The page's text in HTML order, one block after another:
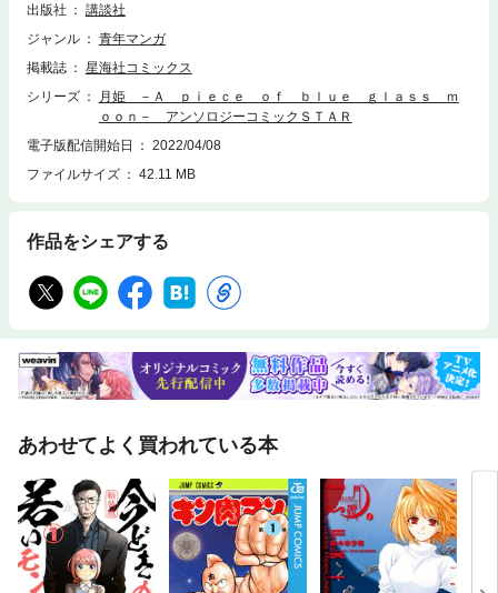
出版社
講談社
ジャンル
青年マンガ
掲載誌
星海社コミックス
シリーズ
月姫 －Ａ ｐｉｅｃｅ ｏｆ ｂｌｕｅ ｇｌａｓｓ ｍ
ｏｏｎ－ アンソロジーコミックＳＴＡＲ
電子版配信開始日
2022/04/08
ファイルサイズ
42.11 MB
作品をシェアする
あわせてよく買われている本